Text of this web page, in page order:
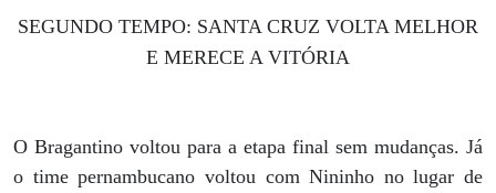
SEGUNDO TEMPO: SANTA CRUZ VOLTA MELHOR
E MERECE A VITÓRIA
O Bragantino voltou para a etapa final sem mudanças. Já
o time pernambucano voltou com Nininho no lugar de